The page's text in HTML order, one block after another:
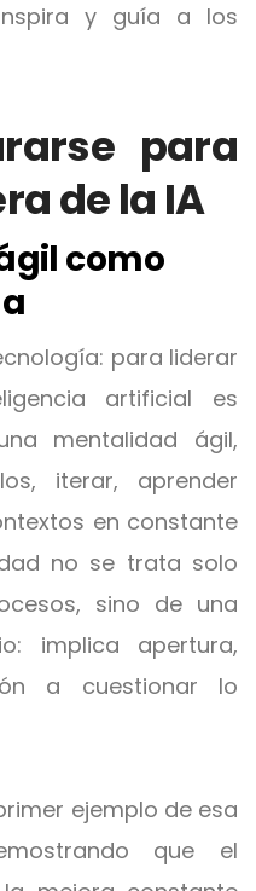
y guía a los
para
de la IA
como
para liderar
artificial es
mentalidad ágil,
iterar, aprender
en constante
no se trata solo
sino de una
implica apertura,
a cuestionar lo
ejemplo de esa
que el